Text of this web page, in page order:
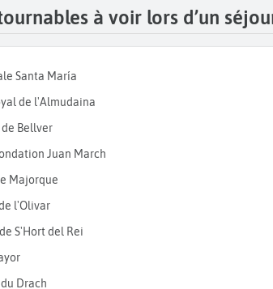
à voir lors d’un
Santa María
de l'Almudaina
de Bellver
Juan March
Majorque
l'Olivar
S'Hort del Rei
Drach